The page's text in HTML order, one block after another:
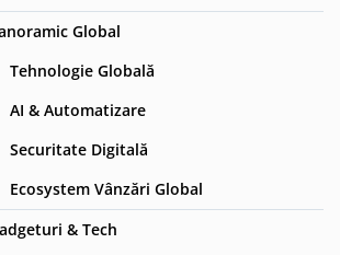
Global
Tehnologie Globală
AI & Automatizare
Securitate Digitală
Ecosystem Vânzări Global
& Tech